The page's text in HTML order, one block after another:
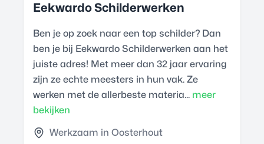
Eekwardo Schilderwerken
Ben je op zoek naar een top schilder? Dan
ben je bij Eekwardo Schilderwerken aan het
juiste adres! Met meer dan 32 jaar ervaring
zijn ze echte meesters in hun vak. Ze
werken met de allerbeste materia... meer
bekijken
Werkzaam in Oosterhout